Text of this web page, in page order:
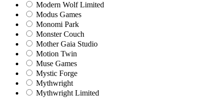
Modern Wolf Limited
Modus Games
Monomi Park
Monster Couch
Mother Gaia Studio
Motion Twin
Muse Games
Mystic Forge
Mythwright
Mythwright Limited